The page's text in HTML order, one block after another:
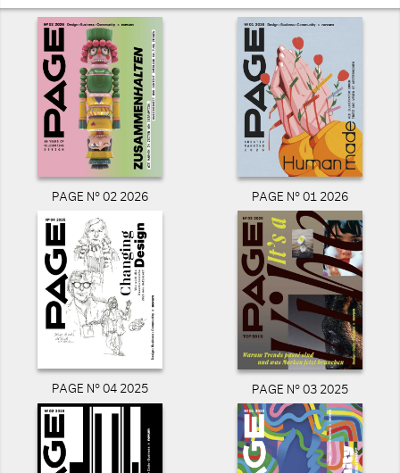
PAGE N° 02 2026 PAGE N° 01 2026
PAGE N° 04 2025 PAGE N° 03 2025